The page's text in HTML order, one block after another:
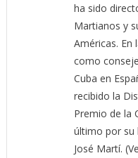
ha sido
Martianos y
Américas. En
como
Cuba en
recibido la
Premio de la
último por su
José Martí.